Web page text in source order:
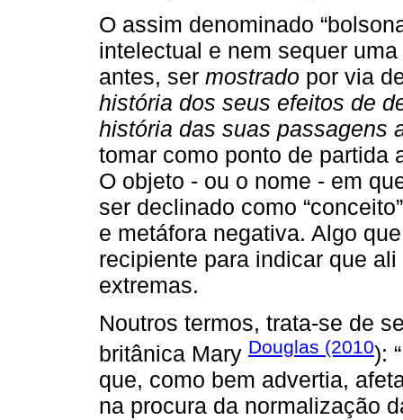
O assim denominado
intelectual e nem sequer
antes, ser mostrado por via
história dos seus efeitos de
história das suas passagens
tomar como ponto de partida
O objeto - ou o nome - em
ser declinado como
e metáfora negativa. Algo
recipiente para indicar que
extremas.
Noutros termos, trata-se de
britânica Mary Douglas (2010):
que, como bem advertia,
na procura da normalização